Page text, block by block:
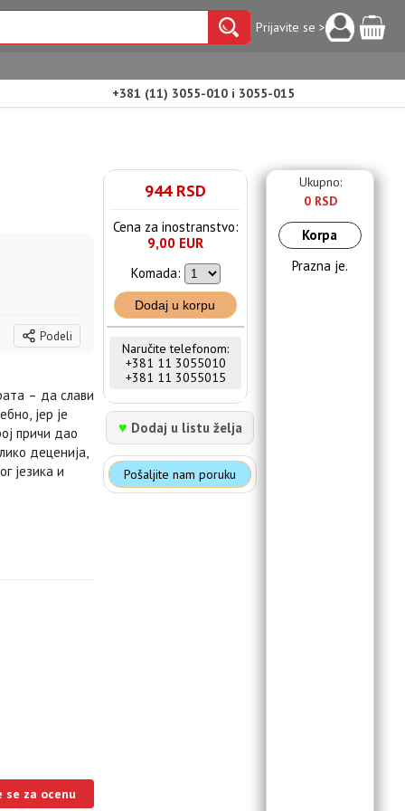
Prijavite se >
+381 (11) 3055-010 i 3055-015
Podeli
– да слави
јер је
причи дао
деценија,
језика и
se za ocenu
944 RSD
Cena za inostranstvo:
9,00 EUR
Komada:
Dodaj u korpu
Naručite telefonom:
+381 11 3055010
+381 11 3055015
♥ Dodaj u listu želja
Pošaljite nam poruku
Ukupno:
0 RSD
Korpa
Prazna je.